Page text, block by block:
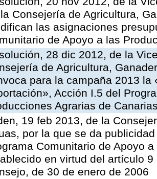
Consejería de Agricultura,
las asignaciones
de Apoyo a las
28 dic 2012, de la
de Agricultura,
para la campaña 2013
Acción I.5 del
Agrarias de
19 feb 2013, de la
por la que se da
Comunitario de Apoyo
en virtud del artículo
de 30 de enero de 2006